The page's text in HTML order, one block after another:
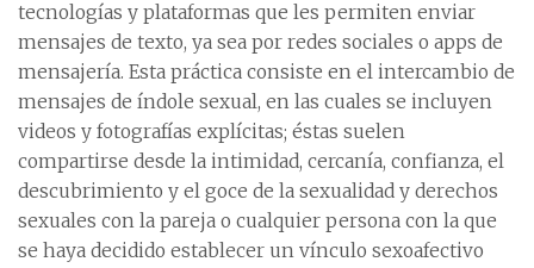
tecnologías y plataformas que les permiten enviar
mensajes de texto, ya sea por redes sociales o apps de
mensajería. Esta práctica consiste en el intercambio de
mensajes de índole sexual, en las cuales se incluyen
videos y fotografías explícitas; éstas suelen
compartirse desde la intimidad, cercanía, confianza, el
descubrimiento y el goce de la sexualidad y derechos
sexuales con la pareja o cualquier persona con la que
se haya decidido establecer un vínculo sexoafectivo